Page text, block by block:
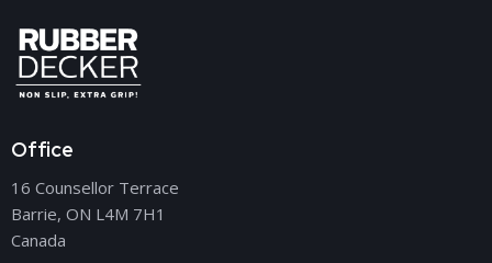
Office
16 Counsellor Terrace
Barrie, ON L4M 7H1
Canada